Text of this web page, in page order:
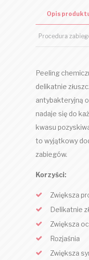
Opis
Procedura
Peeling
delikatnie
antybakteryjną
nadaje się do
kwasu
to wyjątkowy
zabiegów.
Korzyści:
Zwiększa
Delikatnie
Zwiększa
Rozjaśnia
Zwiększa